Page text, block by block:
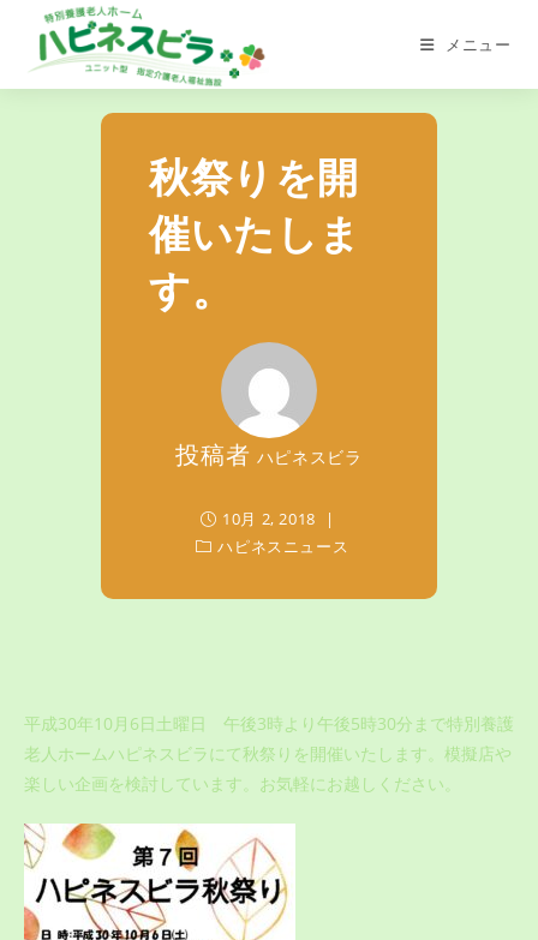
メニュー
秋祭りを開
催いたしま
す。
投稿者 ハピネスビラ
10月 2, 2018
ハピネスニュース
平成30年10月6日土曜日 午後3時より午後5時30分まで特別養護
老人ホームハピネスビラにて秋祭りを開催いたします。模擬店や
楽しい企画を検討しています。お気軽にお越しください。